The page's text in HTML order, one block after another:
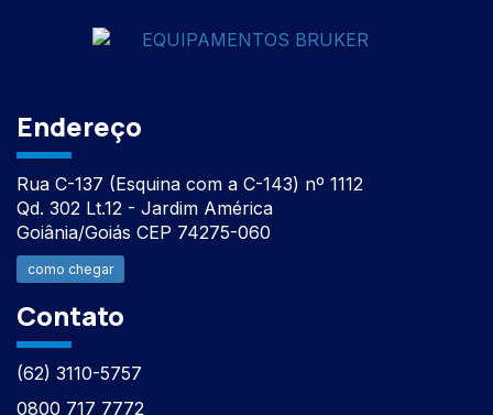
Endereço
Rua C-137 (Esquina com a C-143) nº 1112
Qd. 302 Lt.12 - Jardim América
Goiânia/Goiás CEP 74275-060
como chegar
Contato
(62) 3110-5757
0800 717 7772